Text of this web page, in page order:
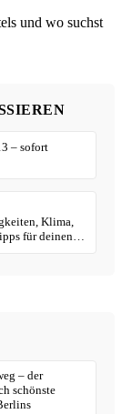
und wo suchst
– sofort
Klima,
für deinen
– der
schönste